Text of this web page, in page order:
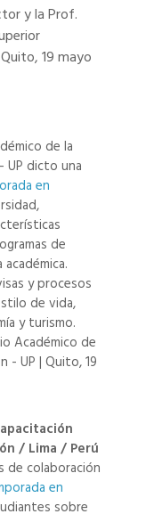
y la Prof.
19 mayo
de la
UP dicto una
en
de
y procesos
de vida,
y turismo.
Académico de
- UP | Quito, 19
/ Lima / Perú
de colaboración
en
sobre